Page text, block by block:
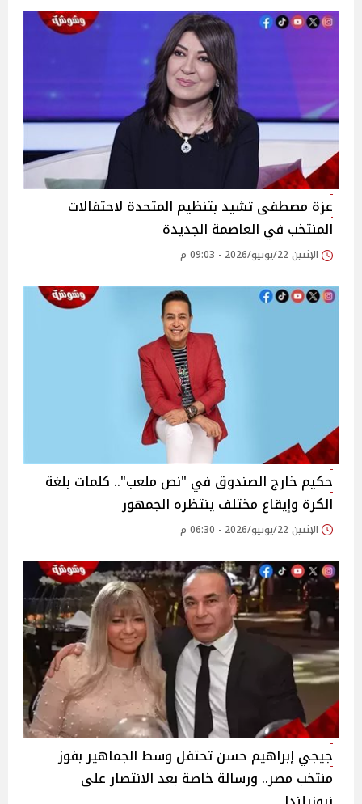
عزة مصطفى تشيد بتنظيم المتحدة لاحتفالات
المنتخب في العاصمة الجديدة
الإثنين 22/يونيو/2026 - 09:03 م
حكيم خارج الصندوق في "نص ملعب".. كلمات بلغة
الكرة وإيقاع مختلف ينتظره الجمهور
الإثنين 22/يونيو/2026 - 06:30 م
جيجي إبراهيم حسن تحتفل وسط الجماهير بفوز
منتخب مصر.. ورسالة خاصة بعد الانتصار على